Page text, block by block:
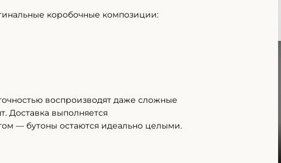
коробочные композиции:
воспроизводят даже сложные
Доставка выполняется
— бутоны остаются идеально целыми.